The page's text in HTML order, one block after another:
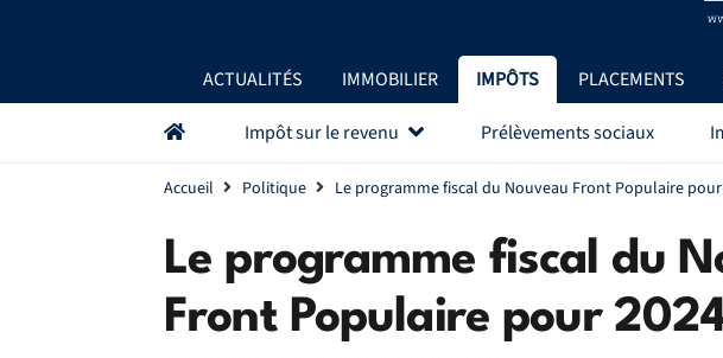
ACTUALITÉS IMMOBILIER IMPÔTS PLACEMENTS
Impôt sur le revenu Prélèvements sociaux
Accueil Politique Le programme fiscal du Nouveau Front Populaire pour
Le programme fiscal du
Front Populaire pour